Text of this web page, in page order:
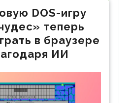
DOS-игру
теперь
в браузере
ИИ